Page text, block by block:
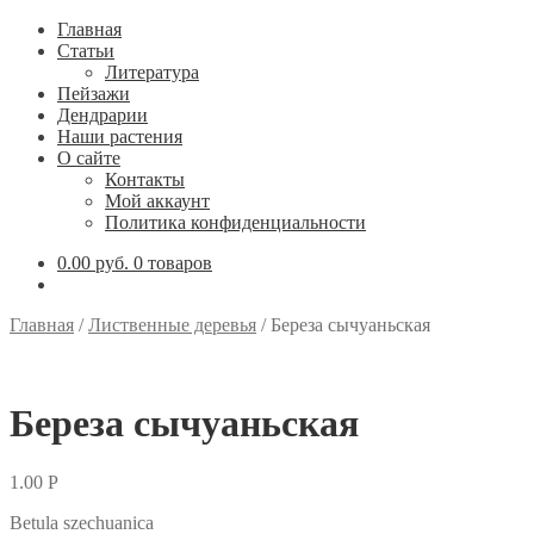
Главная
Статьи
Литература
Пейзажи
Дендрарии
Наши растения
О сайте
Контакты
Мой аккаунт
Политика конфиденциальности
0.00 руб. 0 товаров
Главная /Лиственные деревья /Береза сычуаньская
Береза сычуаньская
1.00 Р
Betula szechuanica